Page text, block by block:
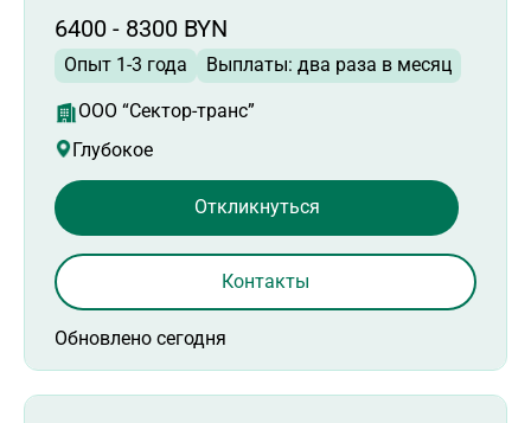
6400 - 8300 BYN
Опыт 1-3 года Выплаты: два раза в месяц
ООО “Сектор-транс”
Глубокое
Обновлено сегодня
Откликнуться
Контакты